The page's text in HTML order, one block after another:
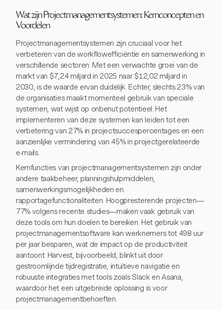
Wat zijn Projectmanagementsystemen: Kernconcepten en
Voordelen
Projectmanagementsystemen zijn cruciaal voor het
verbeteren van de workflowefficiëntie en samenwerking in
verschillende sectoren. Met een verwachte groei van de
markt van $7,24 miljard in 2025 naar $12,02 miljard in
2030, is de waarde ervan duidelijk. Echter, slechts 23% van
de organisaties maakt momenteel gebruik van speciale
systemen, wat wijst op onbenut potentieel. Het
implementeren van deze systemen kan leiden tot een
verbetering van 27% in projectsuccespercentages en een
aanzienlijke vermindering van 45% in projectgerelateerde
e-mails.
Kernfuncties van projectmanagementsystemen zijn onder
andere taakbeheer, planningshulpmiddelen,
samenwerkingsmogelijkheden en
rapportagefunctionaliteiten. Hoogpresterende projecten—
77% volgens recente studies—maken vaak gebruik van
deze tools om hun doelen te bereiken. Het gebruik van
projectmanagementsoftware kan werknemers tot 498 uur
per jaar besparen, wat de impact op de productiviteit
aantoont. Harvest, bijvoorbeeld, blinkt uit door
gestroomlijnde tijdregistratie, intuïtieve navigatie en
robuuste integraties met tools zoals Slack en Asana,
waardoor het een uitgebreide oplossing is voor
projectmanagementbehoeften.